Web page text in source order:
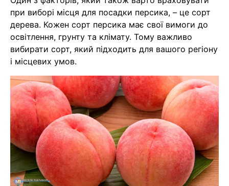
при виборі місця для посадки персика, – це сорт
дерева. Кожен сорт персика має свої вимоги до
освітлення, грунту та клімату. Тому важливо
вибирати сорт, який підходить для вашого регіону
і місцевих умов.